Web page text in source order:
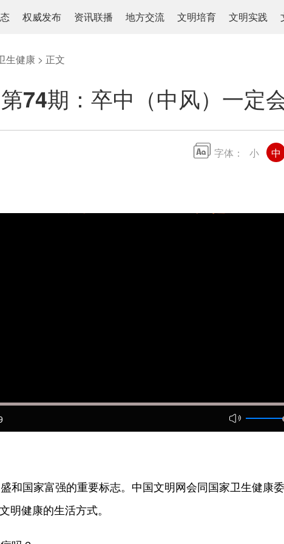
权威发布 资讯联播 地方交流 文明培育 文明实践
生健康 > 正文
74期：卒中（中风）一定
字体： 小 中
和国家富强的重要标志。中国文明网会同国家卫生健康
明健康的生活方式。